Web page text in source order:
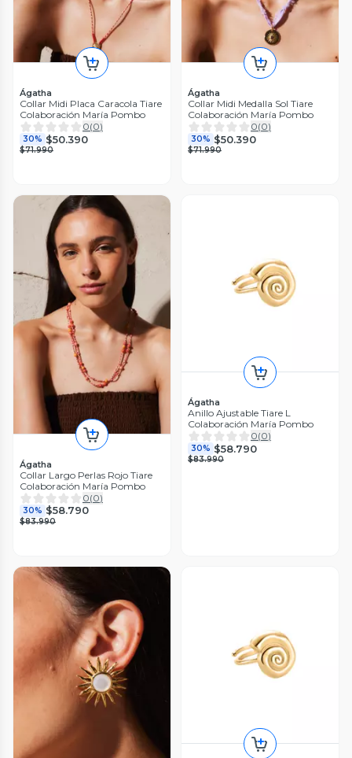
Ágatha
Collar Midi Placa Caracola Tiare
Colaboración María Pombo
0(0)
30% $50.390
$71.990
Ágatha
Collar Midi Medalla Sol Tiare
Colaboración María Pombo
0(0)
30% $50.390
$71.990
Ágatha
Collar Largo Perlas Rojo Tiare
Colaboración María Pombo
0(0)
30% $58.790
$83.990
Ágatha
Anillo Ajustable Tiare L
Colaboración María Pombo
0(0)
30% $58.790
$83.990